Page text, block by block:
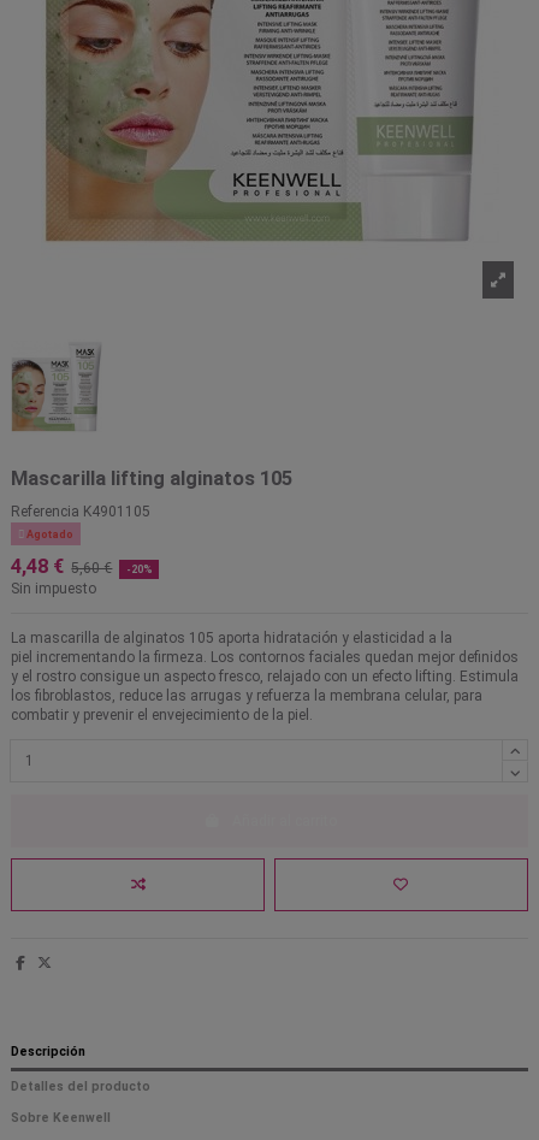
Mascarilla lifting alginatos 105
Referencia K4901105
 Agotado
4,48 € 5,60 € -20%
Sin impuesto
La mascarilla de alginatos 105 aporta hidratación y elasticidad a la
piel incrementando la firmeza. Los contornos faciales quedan mejor definidos
y el rostro consigue un aspecto fresco, relajado con un efecto lifting. Estimula
los fibroblastos, reduce las arrugas y refuerza la membrana celular, para
combatir y prevenir el envejecimiento de la piel.
Descripción
Detalles del producto
Sobre Keenwell